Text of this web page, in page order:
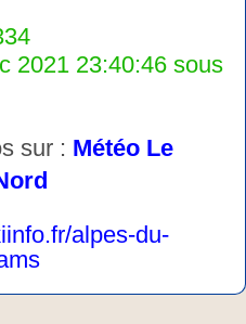
2021 23:40:46 sous
sur : Météo Le
alpes-du-